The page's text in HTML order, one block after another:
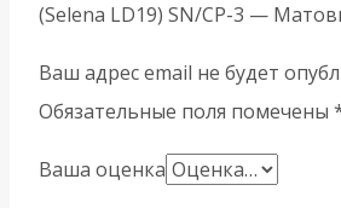
(Selena LD19) SN/CP-3 —
Ваш адрес email не будет
Обязательные поля помечены
Ваша оценка